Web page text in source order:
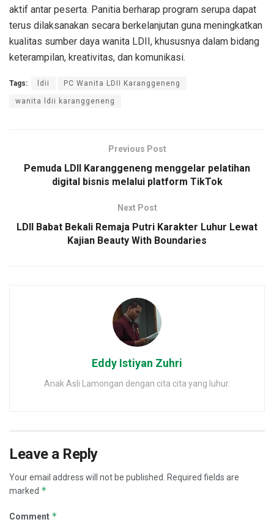
aktif antar peserta. Panitia berharap program serupa dapat
terus dilaksanakan secara berkelanjutan guna meningkatkan
kualitas sumber daya wanita LDII, khususnya dalam bidang
keterampilan, kreativitas, dan komunikasi.
Tags: ldii PC Wanita LDII Karanggeneng
wanita ldii karanggeneng
Previous Post
Pemuda LDII Karanggeneng menggelar pelatihan
digital bisnis melalui platform TikTok
Next Post
LDII Babat Bekali Remaja Putri Karakter Luhur Lewat
Kajian Beauty With Boundaries
Eddy Istiyan Zuhri
Anak Asli Lamongan dengan cita cita yang luhur.
Leave a Reply
Your email address will not be published.
Required fields are
marked *
Comment *